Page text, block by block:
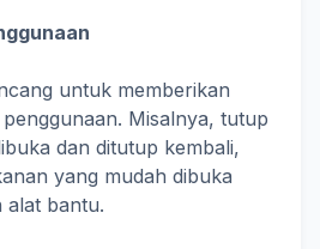
untuk memberikan
Misalnya, tutup
dan ditutup kembali,
yang mudah dibuka
alat bantu.